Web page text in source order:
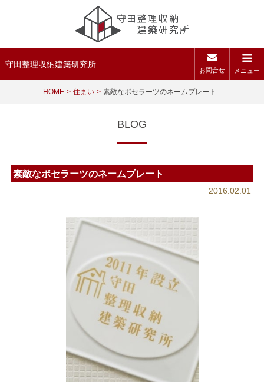
守田整理収納建築研究所
お問合せ メニュー
HOME 住まい 素敵なポセラーツのネームプレート
BLOG
素敵なポセラーツのネームプレート
2016.02.01